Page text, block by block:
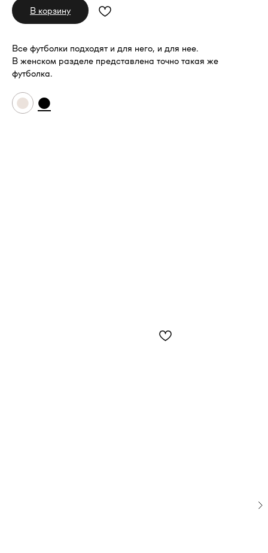
В корзину
Все футболки подходят и для него, и для нее.
В женском разделе представлена точно такая же
футболка.
● ●